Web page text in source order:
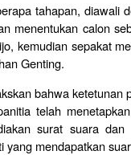
tahapan, diawali
menentukan calon
kemudian sepakat
Genting.
bahwa
telah
surat suara
mendapatkan